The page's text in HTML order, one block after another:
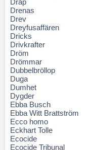
Dråp
Drenas
Drev
Dreyfusaffären
Dricks
Drivkrafter
Dröm
Drömmar
Dubbelbröllop
Duga
Dumhet
Dygder
Ebba Busch
Ebba Witt Brattström
Ecco homo
Eckhart Tolle
Ecocide
Ecocide Tribunal